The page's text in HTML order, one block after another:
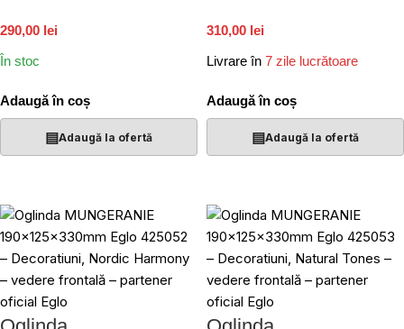
290,00 lei
În stoc
Adaugă în coș
▤Adaugă la ofertă
310,00 lei
Livrare în 7 zile lucrătoare
Adaugă în coș
▤Adaugă la ofertă